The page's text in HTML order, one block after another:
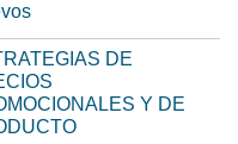
DE
Y DE